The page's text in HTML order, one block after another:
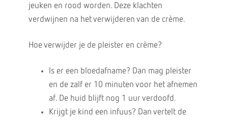
jeuken en rood worden. Deze klachten
verdwijnen na het verwijderen van de crème.
Hoe verwijder je de pleister en crème?
Is er een bloedafname? Dan mag pleister
en de zalf er 10 minuten voor het afnemen
af. De huid blijft nog 1 uur verdoofd.
Krijgt je kind een infuus? Dan vertelt de